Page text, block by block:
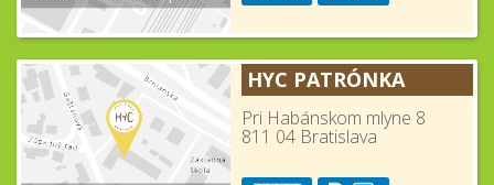
HYC PATRÓNKA
Pri Habánskom mlyne 8
811 04 Bratislava